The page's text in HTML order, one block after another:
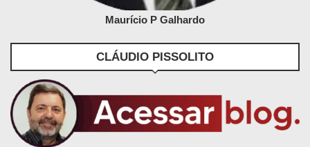
Maurício P Galhardo
CLÁUDIO PISSOLITO